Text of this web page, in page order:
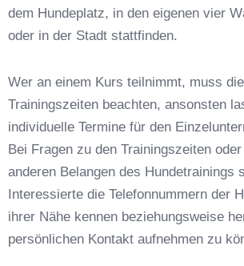
Hundeschulen vs.
Kohlgrub
Darum lohnt sich der Besuch
Hundeschule
dem Hundeplatz, in den eigenen vier
oder in der Stadt stattfinden.
Wer an einem Kurs teilnimmt, muss
Trainingszeiten beachten, ansonsten
individuelle Termine für den
Bei Fragen zu den Trainingszeiten
anderen Belangen des Hundetrainings
Interessierte die Telefonnummern der
ihrer Nähe kennen beziehungsweise
persönlichen Kontakt aufnehmen zu